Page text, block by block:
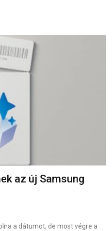
az új Samsung
a dátumot, de most végre a